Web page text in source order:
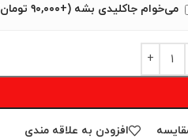
می‌خوام جاکلیدی بشه (+۹۰,۰۰۰ تومان)
افزودن به علاقه مندی